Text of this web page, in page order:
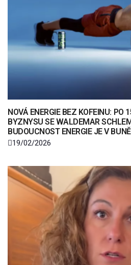
NOVÁ ENERGIE BEZ KOFEINU: PO
BYZNYSU SE WALDEMAR
BUDOUCNOST ENERGIE JE V
19/02/2026